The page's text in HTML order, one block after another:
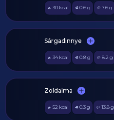
🔥 30 kcal 🥩 0.6g 🥔 7.6g
Sárgadinnye
🔥 34 kcal 🥩 0.8g 🥔 8.2 g
Zöldalma
🔥 52 kcal 🥩 0.3g 🥔 13.8g